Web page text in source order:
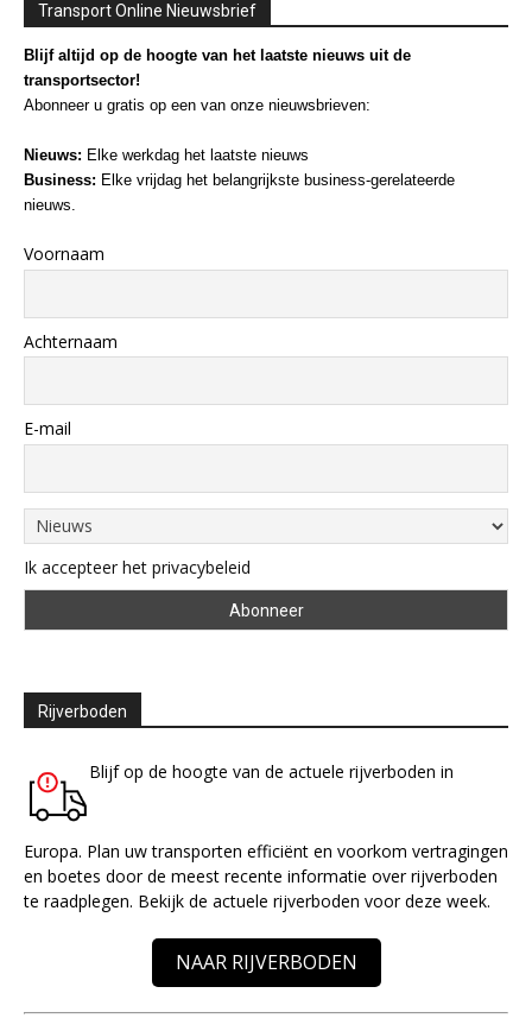
Transport Online Nieuwsbrief
Blijf altijd op de hoogte van het laatste nieuws uit de
transportsector!
Abonneer u gratis op een van onze nieuwsbrieven:
Nieuws: Elke werkdag het laatste nieuws
Business: Elke vrijdag het belangrijkste business-gerelateerde
nieuws.
Voornaam
Achternaam
E-mail
Ik accepteer het privacybeleid
Rijverboden
Blijf op de hoogte van de actuele rijverboden in
Europa. Plan uw transporten efficiënt en voorkom vertragingen
en boetes door de meest recente informatie over rijverboden
te raadplegen. Bekijk de actuele rijverboden voor deze week.
NAAR RIJVERBODEN